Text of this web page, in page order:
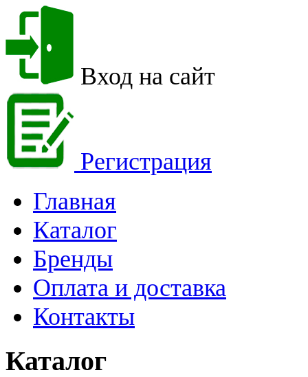
Вход на сайт
Регистрация
Главная
Каталог
Бренды
Оплата и доставка
Контакты
Каталог